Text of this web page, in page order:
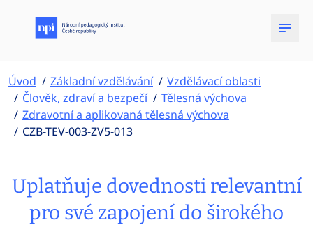
Úvod Základní vzdělávání
Vzdělávací oblasti
Člověk, zdraví a bezpečí
Tělesná výchova
Zdravotní a aplikovaná tělesná výchova
CZB-TEV-003-ZV5-013
Uplatňuje dovednosti relevantní
pro své zapojení do širokého